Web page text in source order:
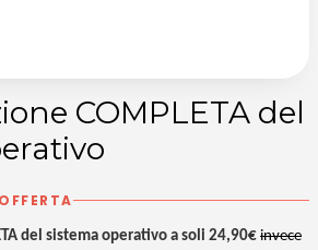
COMPLETA del
del sistema operativo a soli 24,90€ invece